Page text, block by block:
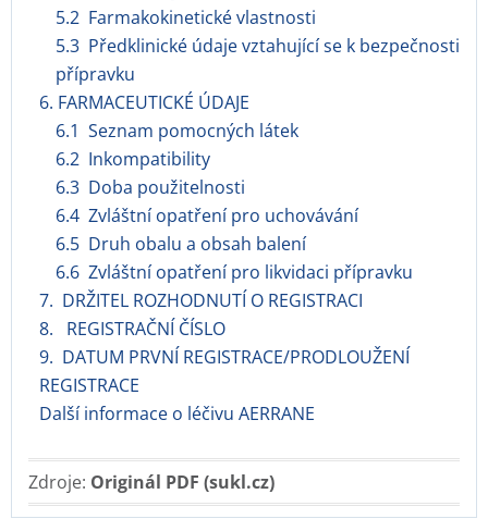
5.2 Farmakokinetické vlastnosti
5.3 Předklinické údaje vztahující se k bezpečnosti
přípravku
6. FARMACEUTICKÉ ÚDAJE
6.1 Seznam pomocných látek
6.2 Inkompatibility
6.3 Doba použitelnosti
6.4 Zvláštní opatření pro uchovávání
6.5 Druh obalu a obsah balení
6.6 Zvláštní opatření pro likvidaci přípravku
7. DRŽITEL ROZHODNUTÍ O REGISTRACI
8. REGISTRAČNÍ ČÍSLO
9. DATUM PRVNÍ REGISTRACE/PRODLOUŽENÍ
REGISTRACE
Další informace o léčivu AERRANE
Zdroje: Originál PDF (sukl.cz)